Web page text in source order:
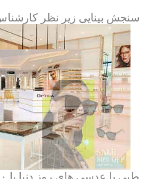
سنجش بینایی زیر نظر